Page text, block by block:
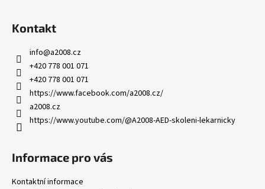
Kontakt
info@a2008.cz
+420 778 001 071
+420 778 001 071
https://www.facebook.com/a2008.cz/
a2008.cz
https://www.youtube.com/@A2008-AED-skoleni-lekarnicky
Informace pro vás
Kontaktní informace